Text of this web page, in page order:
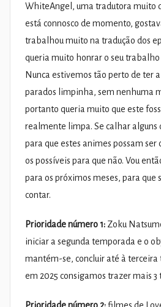
WhiteAngel, uma tradutora muito
está connosco de momento,
trabalhou muito na tradução dos
queria muito honrar o seu trabalho
Nunca estivemos tão perto de ter
parados limpinha, sem nenhuma
portanto queria muito que este
realmente limpa. Se calhar alguns
para que estes animes possam ser
os possíveis para que não. Vou
para os próximos meses, para que
contar.
Prioridade número 1: Zoku
iniciar a segunda temporada e o
mantém-se, concluir até à terceira
em 2025 consigamos trazer mais 3